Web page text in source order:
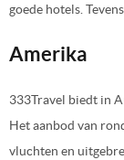
goede hotels.
Amerika
333Travel biedt in
Het aanbod van
vluchten en